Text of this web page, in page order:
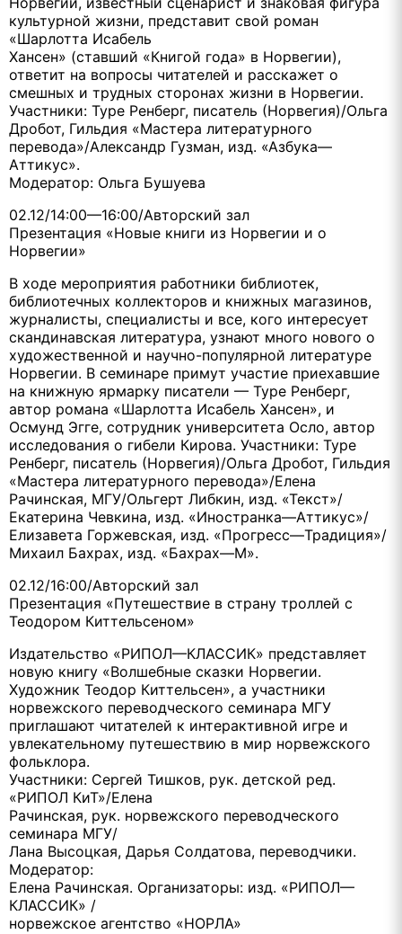
культурной жизни, представит свой роман
«Шарлотта Исабель
Хансен» (ставший «Книгой года» в Норвегии),
ответит на вопросы читателей и расскажет о
смешных и трудных сторонах жизни в Норвегии.
Участники: Туре Ренберг, писатель (Норвегия)/Ольга
Дробот, Гильдия «Мастера литературного
перевода»/Александр Гузман, изд. «Азбука—
Аттикус».
Модератор: Ольга Бушуева
02.12/14:00—16:00/Авторский зал
Презентация «Новые книги из Норвегии и о
Норвегии»
В ходе мероприятия работники библиотек,
библиотечных коллекторов и книжных магазинов,
журналисты, специалисты и все, кого интересует
скандинавская литература, узнают много нового о
художественной и научно-популярной литературе
Норвегии. В семинаре примут участие приехавшие
на книжную ярмарку писатели — Туре Ренберг,
автор романа «Шарлотта Исабель Хансен», и
Осмунд Эгге, сотрудник университета Осло, автор
исследования о гибели Кирова. Участники: Туре
Ренберг, писатель (Норвегия)/Ольга Дробот, Гильдия
«Мастера литературного перевода»/Елена
Рачинская, МГУ/Ольгерт Либкин, изд. «Текст»/
Екатерина Чевкина, изд. «Иностранка—Аттикус»/
Елизавета Горжевская, изд. «Прогресс—Традиция»/
Михаил Бахрах, изд. «Бахрах—М».
02.12/16:00/Авторский зал
Презентация «Путешествие в страну троллей с
Теодором Киттельсеном»
Издательство «РИПОЛ—КЛАССИК» представляет
новую книгу «Волшебные сказки Норвегии.
Художник Теодор Киттельсен», а участники
норвежского переводческого семинара МГУ
приглашают читателей к интерактивной игре и
увлекательному путешествию в мир норвежского
фольклора.
Участники: Сергей Тишков, рук. детской ред.
«РИПОЛ КиТ»/Елена
Рачинская, рук. норвежского переводческого
семинара МГУ/
Лана Высоцкая, Дарья Солдатова, переводчики.
Модератор:
Елена Рачинская. Организаторы: изд. «РИПОЛ—
КЛАССИК» /
норвежское агентство «НОРЛА»